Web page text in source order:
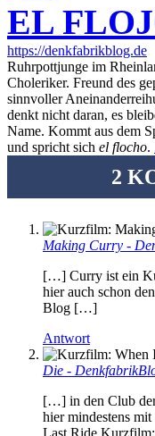
EL
https://denkfabrikblog.de
Ruhrpottjunge im
Choleriker. Freund des
sinnvoller
denkt nicht daran, es
Name. Kommt aus dem
und spricht sich el flocho.
2
Making Curry -
[…] Curry ist ein
hier auch schon
Blog […]
Antwort
Die -
[…] in den Club
hier mindestens
Last Ride